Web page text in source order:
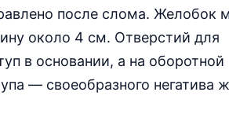
после слома. Желобок
около 4 см. Отверстий для
в основании, а на оборотной
— своеобразного негатива